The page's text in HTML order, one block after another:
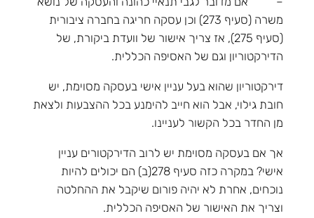
משרה (סעיף 273) וכן עסקה חריגה בחברה ציבורית
(סעיף 275), אז צריך אישור של וועדת ביקורת, של
הדירקטוריון וגם של האסיפה הכללית.
דירקטוריון שהוא בעל עניין אישי בעסקה מסוימת, יש
חובת גילוי, אבל הוא חייב להימנע בכל ההצבעות ולצאת
מן החדר בכל הקשור לעניינו.
אך אם בעסקה מסוימת יש לרוב הדירקטורים עניין
אישי? במקרה כזה סעיף 278(ב) הם יכולים להיות
נוכחים, אחרת לא יהיה פורום שיקבל את ההחלטה
וצריך את האישור של האסיפה הכללית.